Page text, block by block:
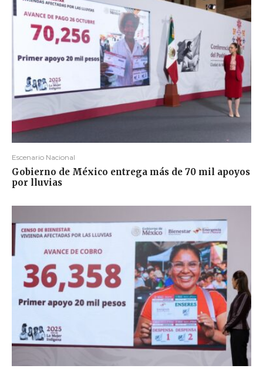
Escenario Nacional
Gobierno de México entrega más de 70 mil apoyos
por lluvias